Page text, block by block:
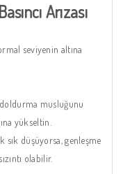
Arızası
seviyenin altına
musluğunu
yükseltin.
sık düşüyorsa, genleşme
olabilir.